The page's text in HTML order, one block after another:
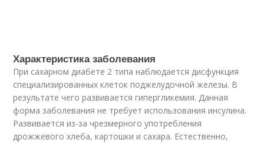
Характеристика заболевания
При сахарном диабете 2 типа наблюдается дисфункция
специализированных клеток поджелудочной железы. В
результате чего развивается гипергликемия. Данная
форма заболевания не требует использования инсулина.
Развивается из-за чрезмерного употребления
дрожжевого хлеба, картошки и сахара. Естественно,